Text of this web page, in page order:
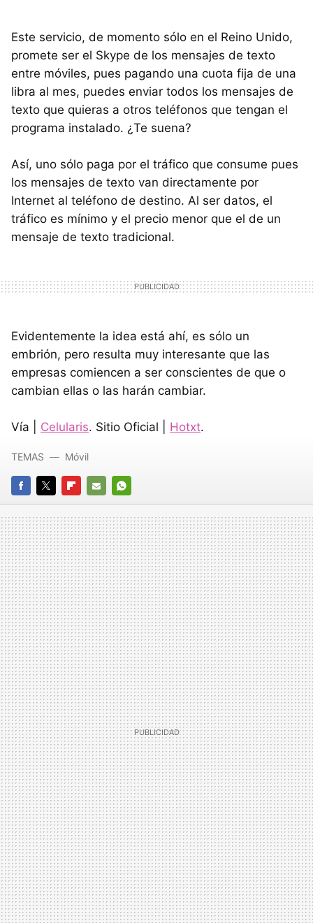
Este servicio, de momento sólo en el Reino Unido,
promete ser el Skype de los mensajes de texto
entre móviles, pues pagando una cuota fija de una
libra al mes, puedes enviar todos los mensajes de
texto que quieras a otros teléfonos que tengan el
programa instalado. ¿Te suena?
Así, uno sólo paga por el tráfico que consume pues
los mensajes de texto van directamente por
Internet al teléfono de destino. Al ser datos, el
tráfico es mínimo y el precio menor que el de un
mensaje de texto tradicional.
Evidentemente la idea está ahí, es sólo un
embrión, pero resulta muy interesante que las
empresas comiencen a ser conscientes de que o
cambian ellas o las harán cambiar.
Vía | Celularis. Sitio Oficial | Hotxt.
FACEBOOK
TWITTERFLIPBOARD
E-
MAIL
WHATSAPP
TEMAS Móvil